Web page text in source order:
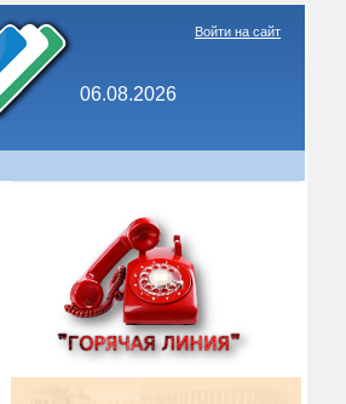
06.08.2026
Войти на сайт